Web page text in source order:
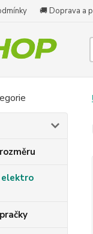
🚚 Doprava a
elektro